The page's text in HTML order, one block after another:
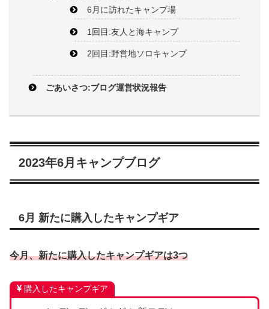
6月に訪れたキャンプ場
1回目:友人と海キャンプ
2回目:野営地ソロキャンプ
ごあいさつ:ブログ運営状況報告
2023年6月キャンプブログ
6月 新たに購入したキャンプギア
今月、新たに購入したキャンプギアは3つ
購入したキャンプギア